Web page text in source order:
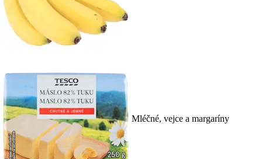
Mléčné, vejce a margaríny